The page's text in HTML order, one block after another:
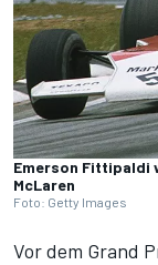
Emerson Fittipaldi
McLaren
Foto: Getty Images
Vor dem Grand